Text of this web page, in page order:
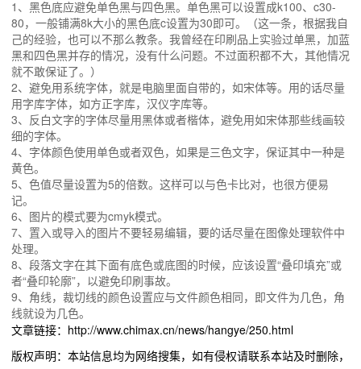
1、黑色底应避免单色黑与四色黑。单色黑可以设置成k100、c30-
80，一般铺满8k大小的黑色底c设置为30即可。（这一条，根据我自
己的经验，也可以不那么教条。我曾经在印刷品上实验过单黑，加蓝
黑和四色黑并存的情况，没有什么问题。不过面积都不大，其他情况
就不敢保证了。）
2、避免用系统字体，就是电脑里面自带的，如宋体等。用的话尽量
用字库字体，如方正字库，汉仪字库等。
3、反白文字的字体尽量用黑体或者楷体，避免用如宋体那些线画较
细的字体。
4、字体颜色使用单色或者双色，如果是三色文字，保证其中一种是
黄色。
5、色值尽量设置为5的倍数。这样可以与色卡比对，也很方便易
记。
6、图片的模式要为cmyk模式。
7、置入或导入的图片不要轻易编辑，要的话尽量在图像处理软件中
处理。
8、段落文字在其下面有底色或底图的时候，应该设置“叠印填充”或
者“叠印轮廓”，以避免印刷事故。
9、角线，裁切线的颜色设置应与文件颜色相同，即文件为几色，角
线就设为几色。
文章链接：http://www.chimax.cn/news/hangye/250.html
版权声明：本站信息均为网络搜集，如有侵权请联系本站及时删除，